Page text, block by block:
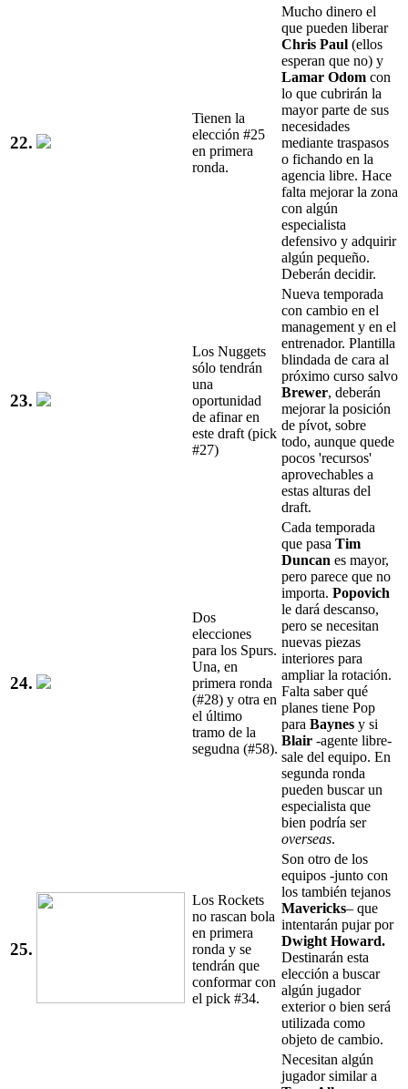
22.
Tienen la
elección #25
en primera
ronda.
Mucho dinero el
que pueden liberar
Chris Paul (ellos
esperan que no) y
Lamar Odom con
lo que cubrirán la
mayor parte de sus
necesidades
mediante traspasos
o fichando en la
agencia libre. Hace
falta mejorar la zona
con algún
especialista
defensivo y adquirir
algún pequeño.
Deberán decidir.
23.
Los Nuggets
sólo tendrán
una
oportunidad
de afinar en
este draft (pick
#27)
Nueva temporada
con cambio en el
management y en el
entrenador. Plantilla
blindada de cara al
próximo curso salvo
Brewer, deberán
mejorar la posición
de pívot, sobre
todo, aunque quede
pocos 'recursos'
aprovechables a
estas alturas del
draft.
24.
Dos
elecciones
para los Spurs.
Una, en
primera ronda
(#28) y otra en
el último
tramo de la
segudna (#58).
Cada temporada
que pasa Tim
Duncan es mayor,
pero parece que no
importa. Popovich
le dará descanso,
pero se necesitan
nuevas piezas
interiores para
ampliar la rotación.
Falta saber qué
planes tiene Pop
para Baynes y si
Blair -agente libre-
sale del equipo. En
segunda ronda
pueden buscar un
especialista que
bien podría ser
overseas.
25.
Los Rockets
no rascan bola
en primera
ronda y se
tendrán que
conformar con
el pick #34.
Son otro de los
equipos -junto con
los también tejanos
Mavericks– que
intentarán pujar por
Dwight Howard.
Destinarán esta
elección a buscar
algún jugador
exterior o bien será
utilizada como
objeto de cambio.
Necesitan algún
jugador similar a